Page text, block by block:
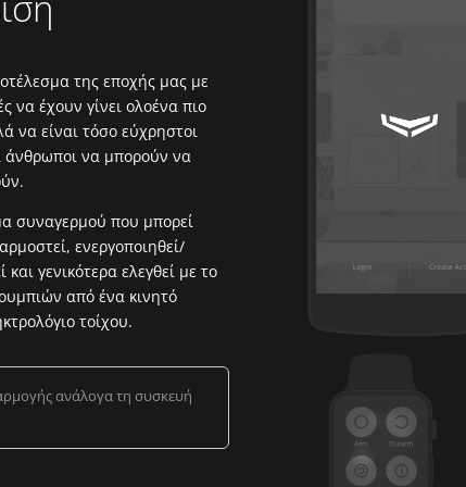
της εποχής μας με
να έχουν γίνει ολοένα πιο
να είναι τόσο εύχρηστοι
άνθρωποι να μπορούν να
συναγερμού που μπορεί
ενεργοποιηθεί/
και γενικότερα ελεγθεί με το
από ένα κινητό
τοίχου.
ανάλογα τη συσκευή